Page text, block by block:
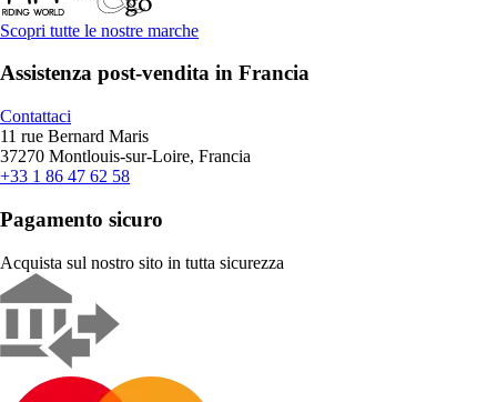
Scopri tutte le nostre marche
Assistenza post-vendita in Francia
Contattaci
11 rue Bernard Maris
37270 Montlouis-sur-Loire, Francia
+33 1 86 47 62 58
Pagamento sicuro
Acquista sul nostro sito in tutta sicurezza